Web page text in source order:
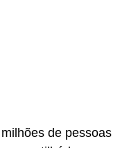
de pessoas